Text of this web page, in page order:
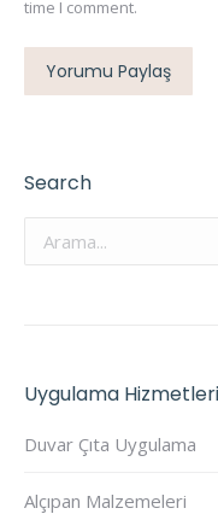
time I comment.
Yorumu Paylaş
Search
Arama:
Uygulama
Duvar Çıta Uygulama
Alçıpan Malzemeleri